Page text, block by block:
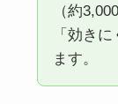
（約
「効き
ます。